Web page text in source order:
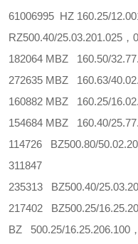
61006995 HZ 160.25/
RZ500.40/25.03.201.025，
182064 MBZ 160.50/
272635 MBZ 160.63/
160882 MBZ 160.25/
154684 MBZ 160.40/
114726 BZ500.80/
311847
235313 BZ500.40/
217402 BZ500.25/
BZ 500.25/16.25.206.100